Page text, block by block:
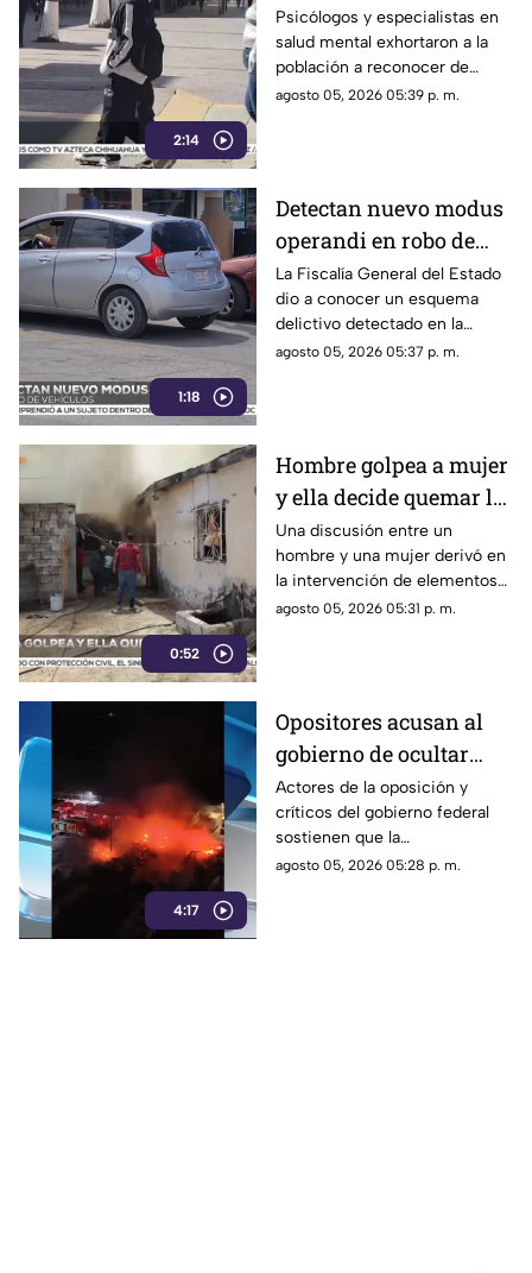
2:14
emocional? Así puedes
identificarlas
Psicólogos y especialistas en
salud mental exhortaron a la
población a reconocer de
forma temprana las conductas
agosto 05, 2026 05:39 p. m.
1:18
Detectan nuevo modus
operandi en robo de
vehículos en
Chihuahua | VIDEO
La Fiscalía General del Estado
dio a conocer un esquema
delictivo detectado en la
ciudad de Chihuahua.
agosto 05, 2026 05:37 p. m.
0:52
Hombre golpea a mujer
y ella decide quemar la
casa; ocurrió en Ciudad
Juárez | VIDEO
Una discusión entre un
hombre y una mujer derivó en
la intervención de elementos
de la Policía Municipal en la
agosto 05, 2026 05:31 p. m.
4:17
Opositores acusan al
gobierno de ocultar
información y difundir
versiones oficiales
cuestionadas
Actores de la oposición y
críticos del gobierno federal
sostienen que la
administración ha recurrido a
agosto 05, 2026 05:28 p. m.